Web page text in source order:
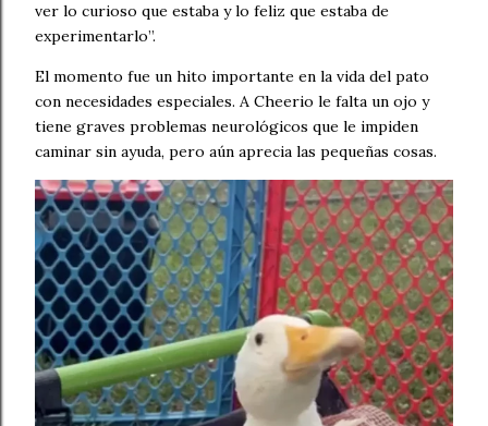
ver lo curioso que estaba y lo feliz que estaba de
experimentarlo”.
El momento fue un hito importante en la vida del pato
con necesidades especiales. A Cheerio le falta un ojo y
tiene graves problemas neurológicos que le impiden
caminar sin ayuda, pero aún aprecia las pequeñas cosas.